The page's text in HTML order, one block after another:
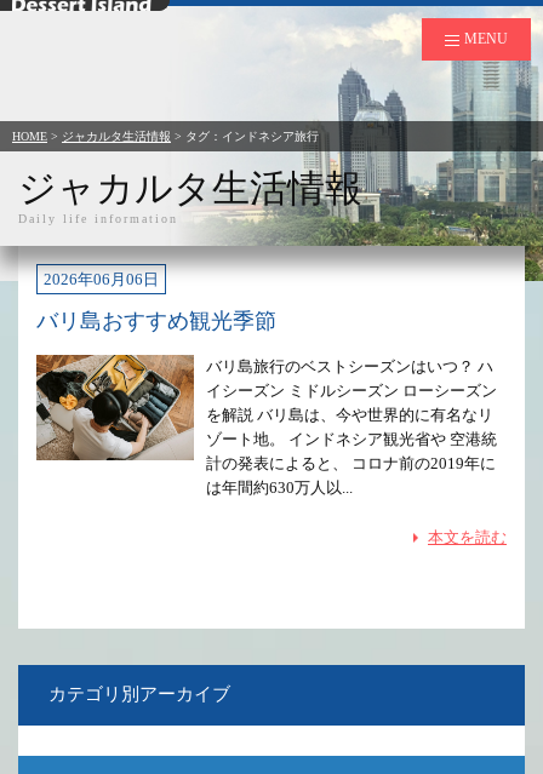
デザートアイランド
MENU
HOME > ジャカルタ生活情報 > タグ：インドネシア旅行
ジャカルタ生活情報
Daily life information
2026年06月06日
バリ島おすすめ観光季節
バリ島旅行のベストシーズンはいつ？ ハ
イシーズン ミドルシーズン ローシーズン
を解説 バリ島は、今や世界的に有名なリ
ゾート地。 インドネシア観光省や 空港統
計の発表によると、 コロナ前の2019年に
は年間約630万人以...
本文を読む
カテゴリ別アーカイブ